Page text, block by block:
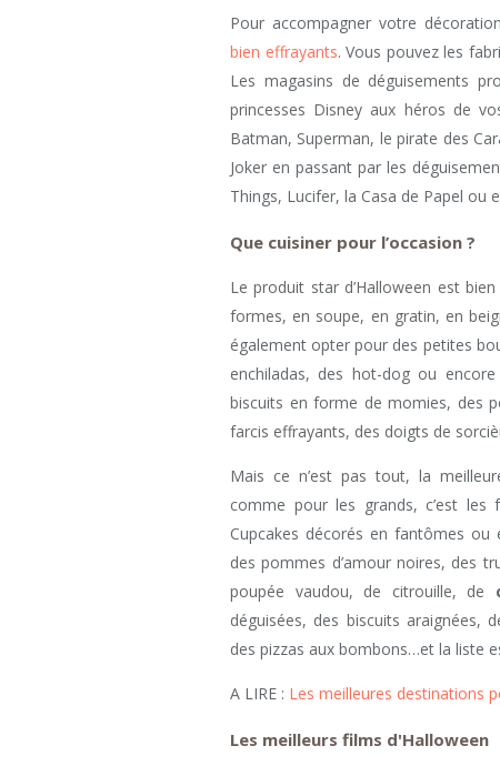
Pour accompagner votre
bien effrayants. Vous pouvez les
Les magasins de déguisements
princesses Disney aux héros de
Batman, Superman, le pirate des
Joker en passant par les
Things, Lucifer, la Casa de Papel ou
Que cuisiner pour l’occasion ?
Le produit star d’Halloween est
formes, en soupe, en gratin, en
également opter pour des petites
enchiladas, des hot-dog ou
biscuits en forme de momies, des
farcis effrayants, des doigts de
Mais ce n’est pas tout, la
comme pour les grands, c’est les
Cupcakes décorés en fantômes
des pommes d’amour noires, des
poupée vaudou, de citrouille, de
déguisées, des biscuits araignées,
des pizzas aux bombons…et la liste
A LIRE : Les meilleures destinations
Les meilleurs films d'Halloween